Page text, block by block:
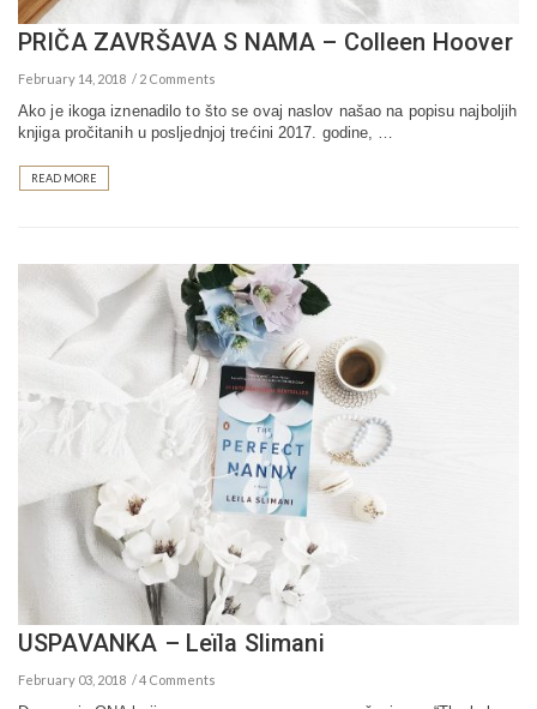
PRIČA ZAVRŠAVA S NAMA – Colleen Hoover
February 14, 2018 2 Comments
Ako je ikoga iznenadilo to što se ovaj naslov našao na popisu najboljih
knjiga pročitanih u posljednjoj trećini 2017. godine, …
READ MORE
USPAVANKA – Leïla Slimani
February 03, 2018 4 Comments